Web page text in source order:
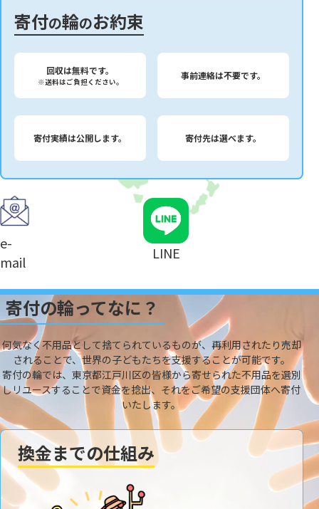
寄付の輪のお約束
回収は無料です。
※送料はご負担ください。
事前連絡は不要です。
寄付実績は公開します。 寄付先は選べます。
e-
mail
LINE
寄付の輪ってなに？
何気なく不用品として捨てられているものが、再利用されたり売却
されることで、世界の子どもたちを支援することが可能です。
寄付の輪では、東京都江戸川区の皆様から寄せられた不用品を選別
しリユースすることで資金を捻出、それをご希望の支援団体へ寄付
いたします。
換金までの仕組み